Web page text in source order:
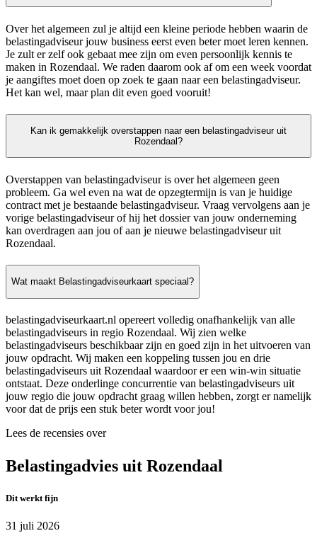
Over het algemeen zul je altijd een kleine periode hebben waarin de
belastingadviseur jouw business eerst even beter moet leren kennen.
Je zult er zelf ook gebaat mee zijn om even persoonlijk kennis te
maken in Rozendaal. We raden daarom ook af om een week voordat
je aangiftes moet doen op zoek te gaan naar een belastingadviseur.
Het kan wel, maar plan dit even goed vooruit!
Kan ik gemakkelijk overstappen naar een belastingadviseur uit
Rozendaal?
Overstappen van belastingadviseur is over het algemeen geen
probleem. Ga wel even na wat de opzegtermijn is van je huidige
contract met je bestaande belastingadviseur. Vraag vervolgens aan je
vorige belastingadviseur of hij het dossier van jouw onderneming
kan overdragen aan jou of aan je nieuwe belastingadviseur uit
Rozendaal.
Wat maakt Belastingadviseurkaart speciaal?
belastingadviseurkaart.nl opereert volledig onafhankelijk van alle
belastingadviseurs in regio Rozendaal. Wij zien welke
belastingadviseurs beschikbaar zijn en goed zijn in het uitvoeren van
jouw opdracht. Wij maken een koppeling tussen jou en drie
belastingadviseurs uit Rozendaal waardoor er een win-win situatie
ontstaat. Deze onderlinge concurrentie van belastingadviseurs uit
jouw regio die jouw opdracht graag willen hebben, zorgt er namelijk
voor dat de prijs een stuk beter wordt voor jou!
Lees de recensies over
Belastingadvies uit Rozendaal
Dit werkt fijn
31 juli 2026